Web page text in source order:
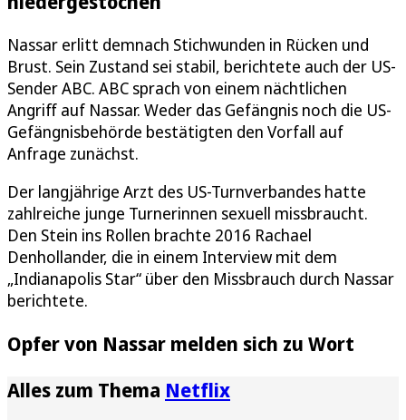
Nassar erlitt demnach Stichwunden in Rücken und
Brust. Sein Zustand sei stabil, berichtete auch der US-
Sender ABC. ABC sprach von einem nächtlichen
Angriff auf Nassar. Weder das Gefängnis noch die US-
Gefängnisbehörde bestätigten den Vorfall auf
Anfrage zunächst.
Der langjährige Arzt des US-Turnverbandes hatte
zahlreiche junge Turnerinnen sexuell missbraucht.
Den Stein ins Rollen brachte 2016 Rachael
Denhollander, die in einem Interview mit dem
„Indianapolis Star“ über den Missbrauch durch Nassar
berichtete.
Opfer von Nassar melden sich zu Wort
Alles zum Thema Netflix